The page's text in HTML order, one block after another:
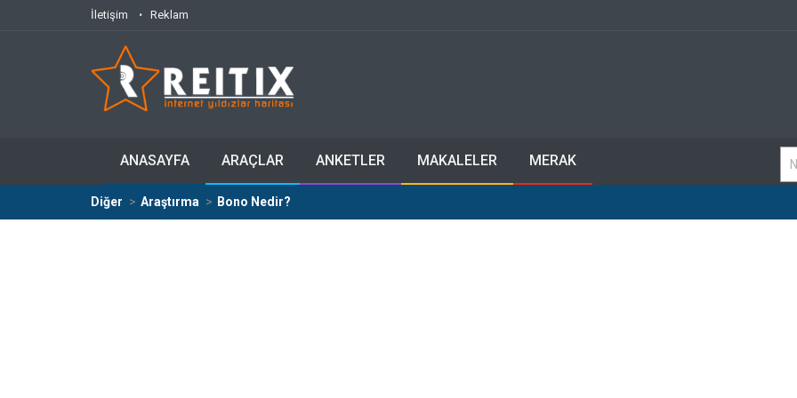
İletişim Reklam
ANASAYFA ARAÇLAR ANKETLER MAKALELER MERAK
Diğer Araştırma Bono Nedir?